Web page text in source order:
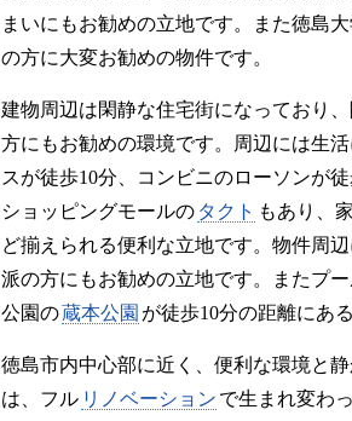
まいにもお勧めの立地です。また徳島
の方に大変お勧めの物件です。
建物周辺は閑静な住宅街になっており
方にもお勧めの環境です。周辺には生
スが徒歩10分、コンビニのローソンが
ショッピングモールの タクト もあり、
ど揃えられる便利な立地です。物件周
派の方にもお勧めの立地です。またプ
公園の蔵本公園 が徒歩10分の距離にあ
徳島市内中心部に近く、便利な環境と
は、フル リノベーション で生まれ変わ